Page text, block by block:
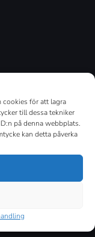
cookies för att lagra
till dessa tekniker
på denna webbplats.
kan detta påverka